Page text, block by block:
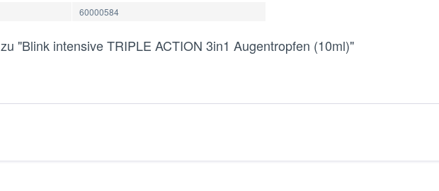
60000584
"Blink intensive TRIPLE ACTION 3in1 Augentropfen (10ml)"